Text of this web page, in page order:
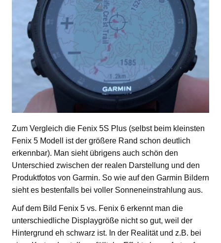
Zum Vergleich die Fenix 5S Plus (selbst beim kleinsten
Fenix 5 Modell ist der größere Rand schon deutlich
erkennbar). Man sieht übrigens auch schön den
Unterschied zwischen der realen Darstellung und den
Produktfotos von Garmin. So wie auf den Garmin Bildern
sieht es bestenfalls bei voller Sonneneinstrahlung aus.
Auf dem Bild Fenix 5 vs. Fenix 6 erkennt man die
unterschiedliche Displaygröße nicht so gut, weil der
Hintergrund eh schwarz ist. In der Realität und z.B. bei